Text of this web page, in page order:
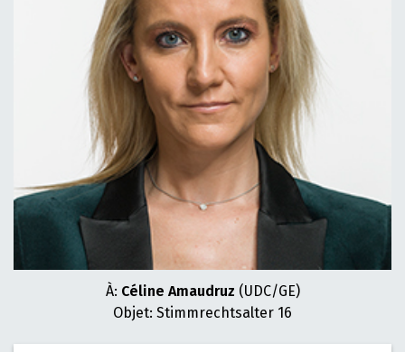
À: Céline Amaudruz (UDC/GE)
Objet: Stimmrechtsalter 16